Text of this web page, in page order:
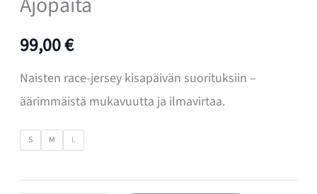
99,00€
Naisten race-jersey kisapäivän suorituksiin –
äärimmäistä mukavuutta ja ilmavirtaa.
S M L